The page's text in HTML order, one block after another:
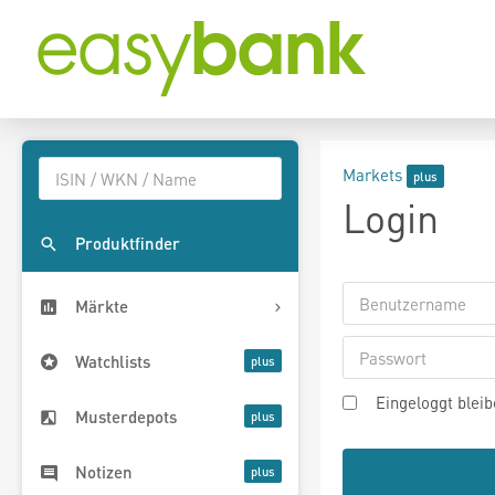
Produktfinder
Märkte
Watchlists
Musterdepots
Notizen
Markets
Login
Eingeloggt